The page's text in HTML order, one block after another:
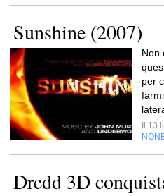
Sunshine (2007)
Non
per
Il 13
Dredd 3D